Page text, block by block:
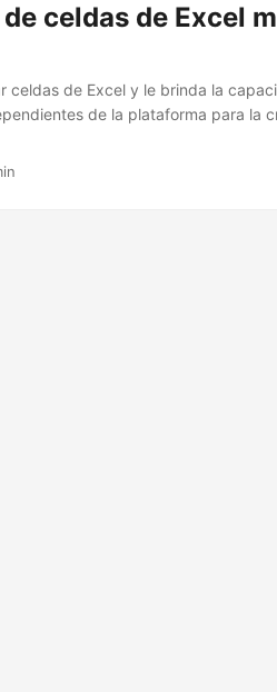
celdas de Excel
celdas de Excel y le brinda la
de la plataforma para la